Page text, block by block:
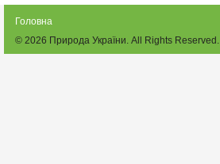
Головна
© 2026 Природа України. All Rights Reserved.